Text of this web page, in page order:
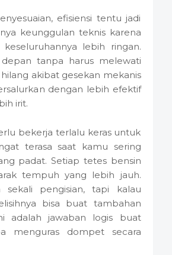
efisiensi tentu jadi
keunggulan teknis karena
lebih ringan.
tanpa harus melewati
akibat gesekan mekanis
dengan lebih efektif
irit.
bekerja terlalu keras untuk
terasa saat kamu sering
padat. Setiap tetes bensin
tempuh yang lebih jauh.
pengisian, tapi kalau
bisa buat tambahan
adalah jawaban logis buat
menguras dompet secara